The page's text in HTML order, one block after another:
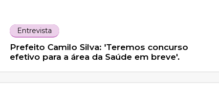
Entrevista
Prefeito Camilo Silva: 'Teremos concurso
efetivo para a área da Saúde em breve'.